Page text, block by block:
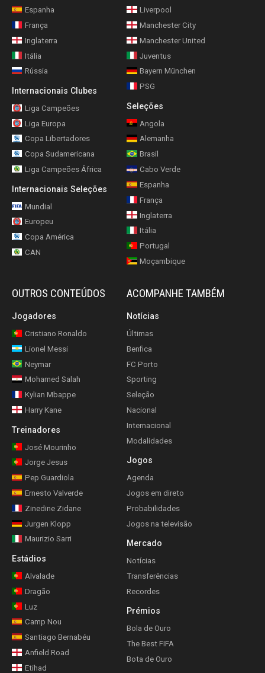
Espanha
França
Inglaterra
Itália
Rússia
Internacionais Clubes
Liga Campeões
Liga Europa
Copa Libertadores
Copa Sudamericana
Liga Campeões África
Internacionais Seleções
Mundial
Europeu
Copa América
CAN
Liverpool
Manchester City
Manchester United
Juventus
Bayern München
PSG
Seleções
Angola
Alemanha
Brasil
Cabo Verde
Espanha
França
Inglaterra
Itália
Portugal
Moçambique
OUTROS CONTEÚDOS
Jogadores
Cristiano Ronaldo
Lionel Messi
Neymar
Mohamed Salah
Kylian Mbappe
Harry Kane
Treinadores
José Mourinho
Jorge Jesus
Pep Guardiola
Ernesto Valverde
Zinedine Zidane
Jurgen Klopp
Maurizio Sarri
Estádios
Alvalade
Dragão
Luz
Camp Nou
Santiago Bernabéu
Anfield Road
Etihad
ACOMPANHE TAMBÉM
Notícias
Últimas
Benfica
FC Porto
Sporting
Seleção
Nacional
Internacional
Modalidades
Jogos
Agenda
Jogos em direto
Probabilidades
Jogos na televisão
Mercado
Notícias
Transferências
Recordes
Prémios
Bola de Ouro
The Best FIFA
Bota de Ouro